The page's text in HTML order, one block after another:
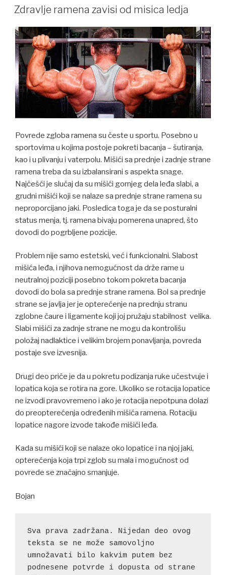
ON
Zdravlje ramena zavisi od misica ledja
Povrede zgloba ramena su česte u sportu. Posebno u
sportovima u kojima postoje pokreti bacanja – šutiranja,
kao i u plivanju i vaterpolu. Mišići sa prednje i zadnje strane
ramena treba da su izbalansirani s aspekta snage.
Najčešći je slučaj da su mišići gornjeg dela leđa slabi, a
grudni mišići koji se nalaze sa prednje strane ramena su
neproporcijano jaki. Posledica toga je da se posturalni
status menja, tj. ramena bivaju pomerena unapred, što
dovodi do pogrbljene pozicije.
Problem nije samo estetski, već i funkcionalni. Slabost
mišića leđa, i njihova nemogućnost da drže rame u
neutralnoj poziciji posebno tokom pokreta bacanja
dovodi do bola sa prednje strane ramena. Bol sa prednje
strane se javlja jer je opterećenje na prednju stranu
zglobne čaure i ligamente koji joj pružaju stabilnost velika.
Slabi mišići za zadnje strane ne mogu da kontrolišu
položaj nadlaktice i velikim brojem ponavljanja, povreda
postaje sve izvesnija.
Drugi deo priče je da u pokretu podizanja ruke učestvuje i
lopatica koja se rotira na gore. Ukoliko se rotacija lopatice
ne izvodi pravovremeno i ako je rotacija nepotpuna dolazi
do preopterećenja određenih mišića ramena. Rotaciju
lopatice nagore izvode takođe mišići leđa.
Kada su mišići koji se nalaze oko lopatice i na njoj jaki,
opterećenja koja trpi zglob su mala i mogućnost od
povrede se značajno smanjuje.
Bojan
Sva prava zadržana. Nijedan deo ovog
teksta se ne može samovoljno
umnožavati bilo kakvim putem bez
podnesene potvrde i dopusta od strane